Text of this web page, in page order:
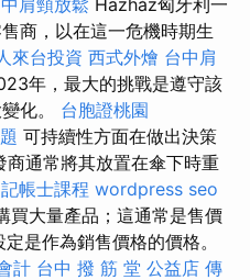
肩頸放鬆 Hazhá​​z匈牙利一
商，以在這一危機時期生
來台投資 西式外燴 台中肩
年，最大的挑戰是遵守該
化。 台胞證桃園
可持續性方面在做出決策
通常將其放置在傘下時重
記帳士課程 wordpress seo
買大量產品；這通常是售價
是作為銷售價格的價格。
計 台中 撥 筋 堂 公益店 傳